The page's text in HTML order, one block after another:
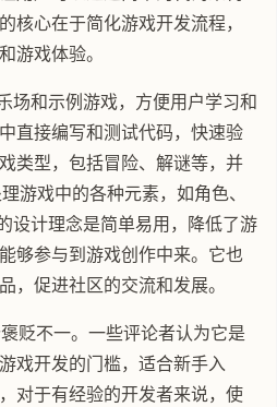
核心在于简化游戏开发流程，
游戏体验。
场和示例游戏，方便用户学习和
直接编写和测试代码，快速验
类型，包括冒险、解谜等，并
游戏中的各种元素，如角色、
设计理念是简单易用，降低了游
够参与到游戏创作中来。它也
，促进社区的交流和发展。
贬不一。一些评论者认为它是
戏开发的门槛，适合新手入
对于有经验的开发者来说，使